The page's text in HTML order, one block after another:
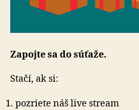
Zapojte sa do súťaže.
Stačí, ak si:
pozriete náš live stream